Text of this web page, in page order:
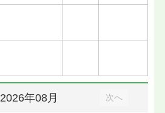
2026年08月 次へ